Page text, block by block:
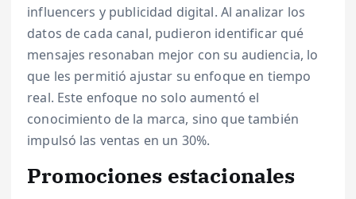
influencers y publicidad digital. Al analizar los
datos de cada canal, pudieron identificar qué
mensajes resonaban mejor con su audiencia, lo
que les permitió ajustar su enfoque en tiempo
real. Este enfoque no solo aumentó el
conocimiento de la marca, sino que también
impulsó las ventas en un 30%.
Promociones estacionales